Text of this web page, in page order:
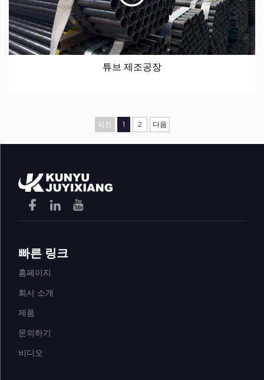
튜브 제조공장
이전 1 2 다음
빠른 링크
홈페이지
회사 소개
제품
문의하기
비디오